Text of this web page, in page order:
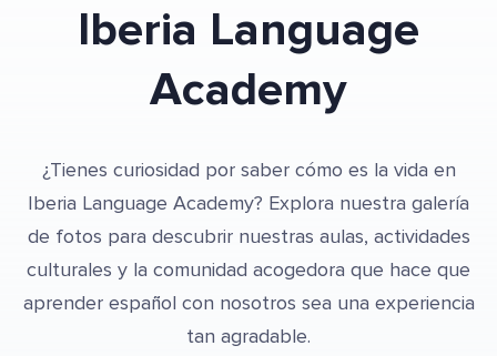
Iberia Language
Academy
¿Tienes curiosidad por saber cómo es la vida en
Iberia Language Academy? Explora nuestra galería
de fotos para descubrir nuestras aulas, actividades
culturales y la comunidad acogedora que hace que
aprender español con nosotros sea una experiencia
tan agradable.